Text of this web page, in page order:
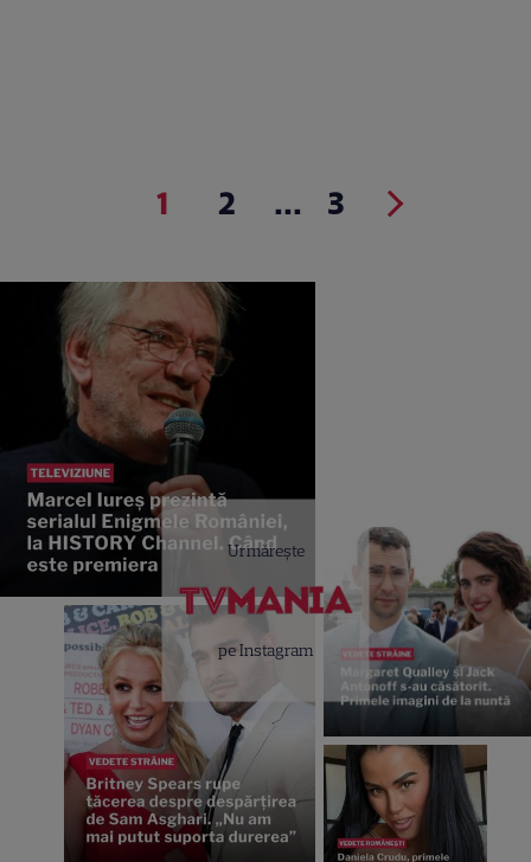
1 2 ... 3
Urmărește
pe Instagram